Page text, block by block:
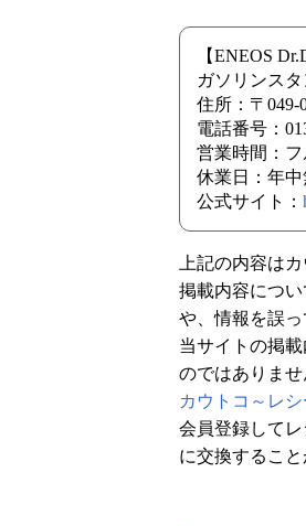
【ENEOS
ガソリンスタ
住所：〒049-
電話番号：
営業時間：フ
休業日：年
公式サイト：
上記の内容は
掲載内容につ
や、情報を誤っ
当サイトの掲
のではありませ
カウトコ～レ
会員登録して
に交換すること